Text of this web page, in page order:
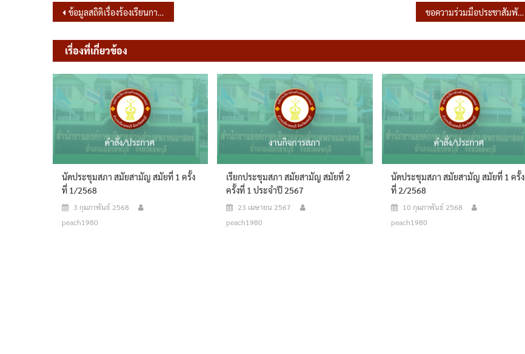
แนะแนว
เรื่อง
ข้อมูลสถิติเรื่องร้องเรียนการทุจริตประพฤติมิชอบ ประจำเดือน มกราคม 2566 ขอความร่วมมือประชาสัมพันธ์กำหนดสมัยประชุมสภาฯ
เรื่องที่เกี่ยวข้อง
นัดประชุมสภา สมัยสามัญ สมัยที่ 1 ครั้ง
ที่ 1/2568
3 กุมภาพันธ์ 2568
peach1980
เรียกประชุมสภา สมัยสามัญ สมัยที่ 2
ครั้งที่ 1 ประจำปี 2567
23 เมษายน 2567
peach1980
นัดประชุมสภา สมัยสามัญ สมัยที่ 1 ครั้ง
ที่ 2/2568
10 กุมภาพันธ์ 2568
peach1980